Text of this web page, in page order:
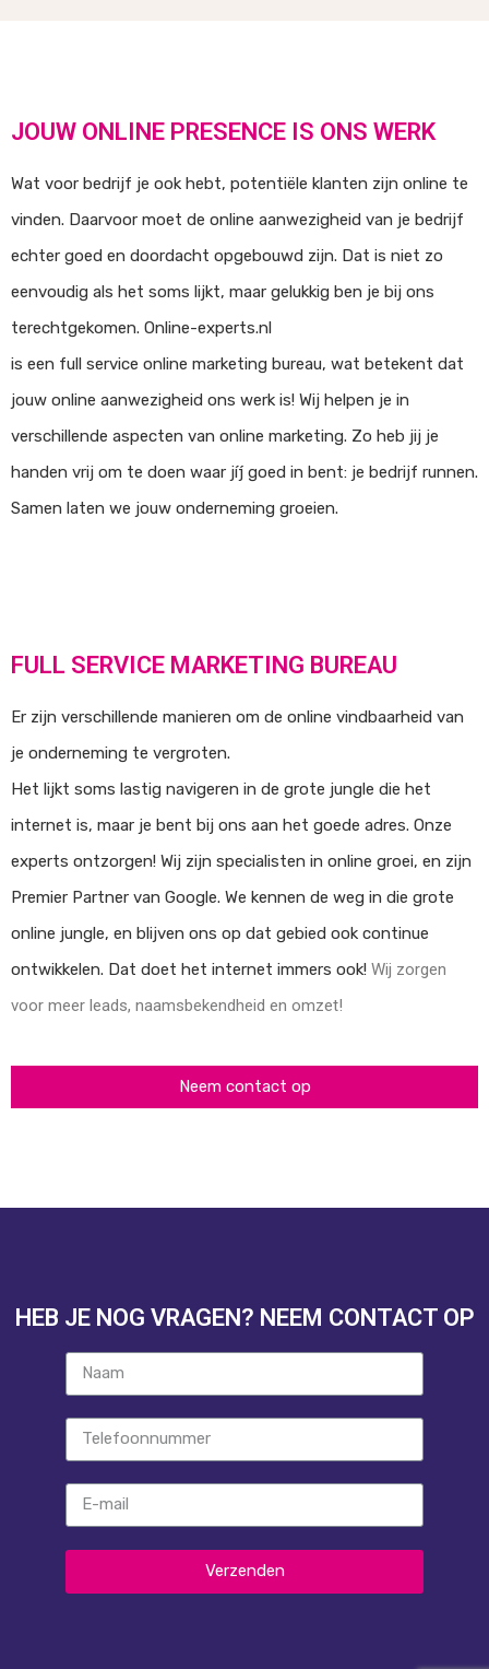
JOUW ONLINE PRESENCE IS ONS WERK
Wat voor bedrijf je ook hebt, potentiële klanten zijn online te
vinden. Daarvoor moet de online aanwezigheid van je bedrijf
echter goed en doordacht opgebouwd zijn. Dat is niet zo
eenvoudig als het soms lijkt, maar gelukkig ben je bij ons
terechtgekomen. Online-experts.nl
is een full service online marketing bureau, wat betekent dat
jouw online aanwezigheid ons werk is! Wij helpen je in
verschillende aspecten van online marketing. Zo heb jij je
handen vrij om te doen waar jíj goed in bent: je bedrijf runnen.
Samen laten we jouw onderneming groeien.
FULL SERVICE MARKETING BUREAU
Er zijn verschillende manieren om de online vindbaarheid van
je onderneming te vergroten.
Het lijkt soms lastig navigeren in de grote jungle die het
internet is, maar je bent bij ons aan het goede adres. Onze
experts ontzorgen! Wij zijn specialisten in online groei, en zijn
Premier Partner van Google. We kennen de weg in die grote
online jungle, en blijven ons op dat gebied ook continue
ontwikkelen. Dat doet het internet immers ook! Wij zorgen
voor meer leads, naamsbekendheid en omzet!
Neem contact op
HEB JE NOG VRAGEN? NEEM CONTACT OP
Verzenden